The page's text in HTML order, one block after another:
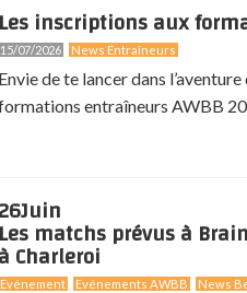
Les inscriptions aux
15/07/2026 News Entraîneurs
Envie de te lancer dans
entraîneurs AWBB
26Juin
Les matchs prévus à
à Charleroi
Evénement Evénements AWBB News